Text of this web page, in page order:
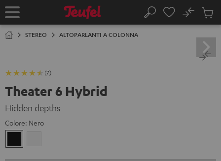
AL
Pagina
Cerca
No
STEREO ALTOPARLANTI A COLONNA
(7)
Theater 6 Hybrid
Hidden depths
Colore: Nero